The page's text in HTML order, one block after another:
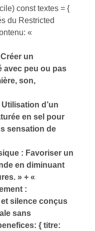
const textes = {
du Restricted
«
un
avec peu ou pas
son,
d’un
en sel pour
sensation de
: Favoriser un
en diminuant
» + «
:
silence conçus
sans
{ titre: